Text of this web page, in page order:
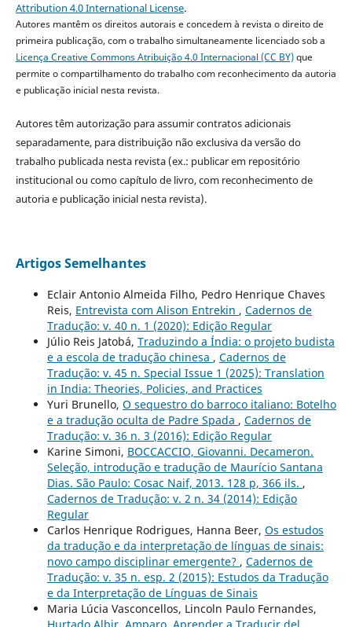
Attribution 4.0 International License.
Autores mantêm os direitos autorais e concedem à revista o direito de
primeira publicação, com o trabalho simultaneamente licenciado sob a
Licença Creative Commons Atribuição 4.0 Internacional (CC BY)que
permite o compartilhamento do trabalho com reconhecimento da autoria
e publicação inicial nesta revista.
Autores têm autorização para assumir contratos adicionais
separadamente, para distribuição não exclusiva da versão do
trabalho publicada nesta revista (ex.: publicar em repositório
institucional ou como capítulo de livro, com reconhecimento de
autoria e publicação inicial nesta revista).
Artigos Semelhantes
Eclair Antonio Almeida Filho, Pedro Henrique Chaves
Reis, Entrevista com Alison Entrekin , Cadernos de
Tradução: v. 40 n. 1 (2020): Edição Regular
Júlio Reis Jatobá, Traduzindo a Índia: o projeto budista
e a escola de tradução chinesa , Cadernos de
Tradução: v. 45 n. Special Issue 1 (2025): Translation
in India: Theories, Policies, and Practices
Yuri Brunello, O sequestro do barroco italiano: Botelho
e a tradução oculta de Padre Spada , Cadernos de
Tradução: v. 36 n. 3 (2016): Edição Regular
Karine Simoni, BOCCACCIO, Giovanni. Decameron.
Seleção, introdução e tradução de Maurício Santana
Dias. São Paulo: Cosac Naif, 2013. 128 p, 366 ils. ,
Cadernos de Tradução: v. 2 n. 34 (2014): Edição
Regular
Carlos Henrique Rodrigues, Hanna Beer, Os estudos
da tradução e da interpretação de línguas de sinais:
novo campo disciplinar emergente? , Cadernos de
Tradução: v. 35 n. esp. 2 (2015): Estudos da Tradução
e da Interpretação de Línguas de Sinais
Maria Lúcia Vasconcellos, Lincoln Paulo Fernandes,